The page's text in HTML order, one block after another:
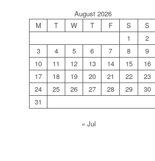
August 2026
M
T W T F S
S
1
2
3
4 5 6 7 8
9
10
11 12 13 14 15
16
17
18 19 20 21 22
23
24
25 26 27 28 29
30
31
« Jul